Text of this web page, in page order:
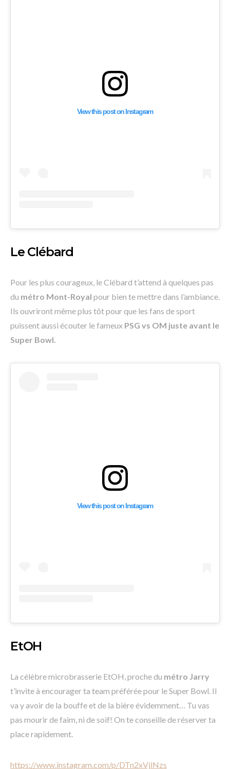
View this post on Instagram
Le Clébard
Pour les plus courageux, le Clébard t’attend à quelques pas
du métro Mont-Royal pour bien te mettre dans l’ambiance.
Ils ouvriront même plus tôt pour que les fans de sport
puissent aussi écouter le fameux PSG vs OM juste avant le
Super Bowl.
View this post on Instagram
EtOH
La célèbre microbrasserie EtOH, proche du métro Jarry
t’invite à encourager ta team préférée pour le Super Bowl. Il
va y avoir de la bouffe et de la bière évidemment… Tu vas
pas mourir de faim, ni de soif! On te conseille de réserver ta
place rapidement.
https://www.instagram.com/p/DTn2xVjlNzs